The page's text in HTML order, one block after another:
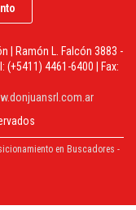
| Ramón L. Falcón 3883 -
(+5411) 4461-6400 | Fax:
en Buscadores -